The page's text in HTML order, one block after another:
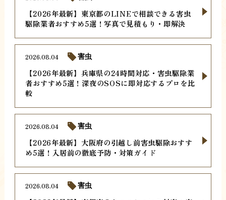
【2026年最新】東京都のLINEで相談できる害虫
駆除業者おすすめ5選！写真で見積もり・即解決
【2026年最新】兵庫県の24時間対応・害虫駆除業
者おすすめ5選！深夜のSOSに即対応するプロを比
較
2026.08.04 害虫
【2026年最新】大阪府の引越し前害虫駆除おすす
め5選！入居前の徹底予防・対策ガイド
2026.08.04 害虫
2026.08.04 害虫